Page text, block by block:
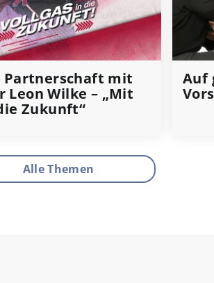
Partnerschaft mit
Leon Wilke – „Mit
Zukunft“
Auf
Alle Themen